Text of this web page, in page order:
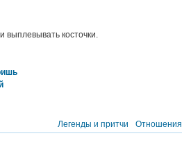
косточки.
Легенды и притчи Отношения